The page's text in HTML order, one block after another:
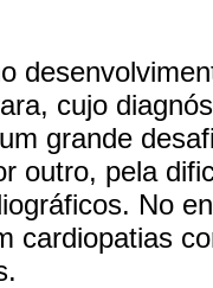
cujo
grande
outro, pela
No
cardiopatias